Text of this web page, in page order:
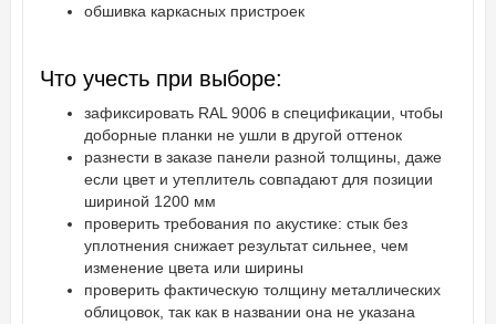
обшивка каркасных пристроек
Что учесть при выборе:
зафиксировать RAL 9006 в спецификации, чтобы
доборные планки не ушли в другой оттенок
разнести в заказе панели разной толщины, даже
если цвет и утеплитель совпадают для позиции
шириной 1200 мм
проверить требования по акустике: стык без
уплотнения снижает результат сильнее, чем
изменение цвета или ширины
проверить фактическую толщину металлических
облицовок, так как в названии она не указана